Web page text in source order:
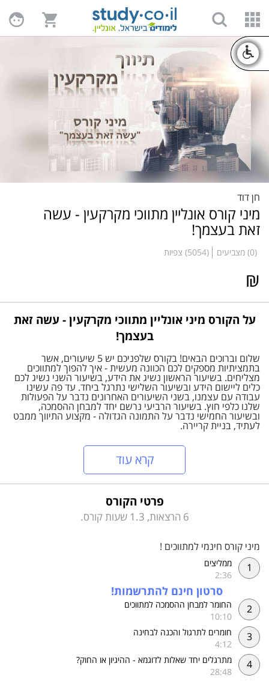
חן דוד
מיני קורס אונליין מתווכי מקרקעין - עשה
זאת בעצמך!
(0) מצביעים (5054) צפיות
₪
על הקורס מיני אונליין מתווכי מקרקעין - עשה זאת
בעצמך!
שלום וברוכים הבאים! בקורס שלפניכם יש 5 שיעורים, אשר
בתמציתיות מספקים לכם הכוונה מעשית - איך להפוך למתווכים
מצליחים. בשיעור הראשון נשיג את הידע, בשיעור השני נשיג לכם
כלים ליישום הידע ובשיעור השלישי נתרגל ביחד. עד פה עשינו
עבודה עם עצמנו, בשני השיעורים האחרונים נדבר על הפעולות
שלנו כלפי חוץ. בשיעור הרביעי נרשם יחד למבחן ההסמכה,
ובשיעור החמישי נדבר על התמונה הגדולה - מקצוע התיווך ממבט
לעתיד, בניית קריירה.
קרא עוד
פרטי הקורס
6 הרצאות, 1.3 שעות קורס.
מיני קורס חינמי למתווכים !
1
ממליצים
2:36
סרטון חינם להתרשמות!
2
החומר למבחן ההסמכה למתווכים
10:10
3
חומרים לתרגול והכנה לבחינה
4:12
4
מתרגלים יחד שאלות לדוגמא - ההיגיון או החוק?
28:48